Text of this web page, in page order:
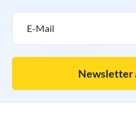
Newsletter